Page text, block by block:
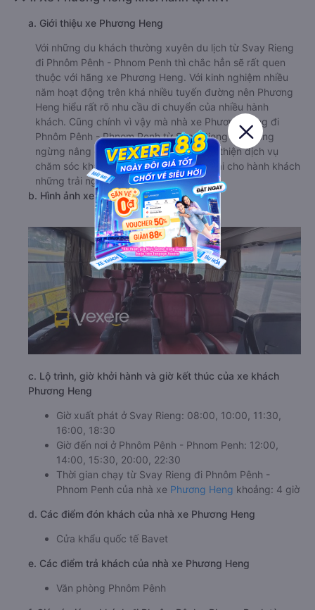
a. Giới thiệu xe Phương Heng
Với những du khách thường xuyên du lịch từ Svay Rieng
đi Phnôm Pênh - Phnom Penh thì chắc hẳn sẽ rất quen
thuộc với hãng xe Phương Heng. Với kinh nghiệm nhiều
năm hoạt động trên khá nhiều tuyến đường nên Phương
Heng hiểu rất rõ nhu cầu di chuyển của nhiều hành
khách. Cũng chính vì vậy mà nhà xe Phương Heng đi
Phnôm Pênh - Phnom Penh từ Svay Rieng đã không
ngừng nâng cao chất lượng xe và hoàn thiện dịch vụ
chăm sóc khách hàng, đảm bảo mang lại cho hành khách
những trải nghiệm dịch vụ cao cấp nhất.
b. Hình ảnh xe Phương Heng
c. Lộ trình, giờ khởi hành và giờ kết thúc của xe khách
Phương Heng
Giờ xuất phát ở Svay Rieng: 08:00, 10:00, 11:30,
16:00, 18:30
Giờ đến nơi ở Phnôm Pênh - Phnom Penh: 12:00,
14:00, 15:30, 20:00, 22:30
Thời gian chạy từ Svay Rieng đi Phnôm Pênh -
Phnom Penh của nhà xe Phương Heng khoảng: 4 giờ
d. Các điểm đón khách của nhà xe Phương Heng
Cửa khẩu quốc tế Bavet
e. Các điểm trả khách của nhà xe Phương Heng
Văn phòng Phnôm Pênh